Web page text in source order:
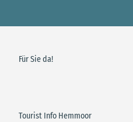
Für Sie da!
Tourist Info Hemmoor